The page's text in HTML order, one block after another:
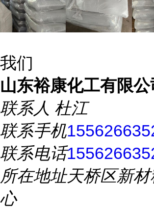
我们
山东裕康化工有限公
联系人 杜江
联系手机
联系电话
所在地址天桥区新
心